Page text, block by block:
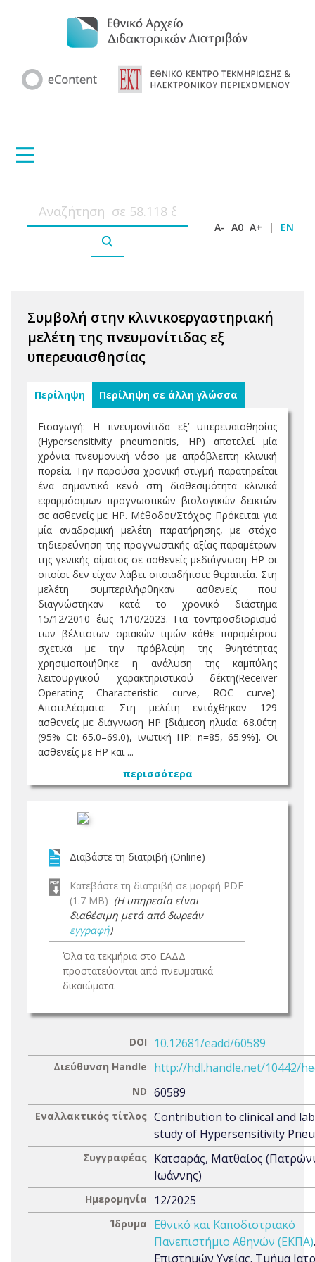
A- A0 A+ | EN
Συμβολή στην κλινικοεργαστηριακή
μελέτη της πνευμονίτιδας εξ
υπερευαισθησίας
Περίληψη Περίληψη σε άλλη γλώσσα
Εισαγωγή: Η πνευμονίτιδα εξ’ υπερευαισθησίας
(Hypersensitivity pneumonitis, HP) αποτελεί μία
χρόνια πνευμονική νόσο με απρόβλεπτη κλινική
πορεία. Την παρούσα χρονική στιγμή παρατηρείται
ένα σημαντικό κενό στη διαθεσιμότητα κλινικά
εφαρμόσιμων προγνωστικών βιολογικών δεικτών
σε ασθενείς με HP. Μέθοδοι/Στόχος: Πρόκειται για
μία αναδρομική μελέτη παρατήρησης, με στόχο
τηδιερεύνηση της προγνωστικής αξίας παραμέτρων
της γενικής αίματος σε ασθενείς μεδιάγνωση ΗΡ οι
οποίοι δεν είχαν λάβει οποιαδήποτε θεραπεία. Στη
μελέτη συμπεριλήφθηκαν ασθενείς που
διαγνώστηκαν κατά το χρονικό διάστημα
15/12/2010 έως 1/10/2023. Για τονπροσδιορισμό
των βέλτιστων οριακών τιμών κάθε παραμέτρου
σχετικά με την πρόβλεψη της θνητότητας
χρησιμοποιήθηκε η ανάλυση της καμπύλης
λειτουργικού χαρακτηριστικού δέκτη(Receiver
Operating Characteristic curve, ROC curve).
Αποτελέσματα: Στη μελέτη εντάχθηκαν 129
ασθενείς με διάγνωση HP [διάμεση ηλικία: 68.0έτη
(95% CI: 65.0–69.0), ινωτική HP: n=85, 65.9%]. Οι
ασθενείς με HP και ...
περισσότερα
Διαβάστε τη διατριβή (Online)
Κατεβάστε τη διατριβή σε μορφή PDF
(1.7 MB) (Η υπηρεσία είναι
διαθέσιμη μετά από δωρεάν
εγγραφή)
Όλα τα τεκμήρια στο ΕΑΔΔ
προστατεύονται από πνευματικά
δικαιώματα.
DOI 10.12681/eadd/60589
Διεύθυνση Handle http://hdl.handle.net/10442/
ND 60589
Εναλλακτικός τίτλος Contribution to clinical and
study of Hypersensitivity
Συγγραφέας Κατσαράς, Ματθαίος
Ιωάννης)
Ημερομηνία 12/2025
Ίδρυμα
Εθνικό και Καποδιστριακό
Πανεπιστήμιο Αθηνών (ΕΚΠΑ)
Επιστημών Υγείας. Τμήμα